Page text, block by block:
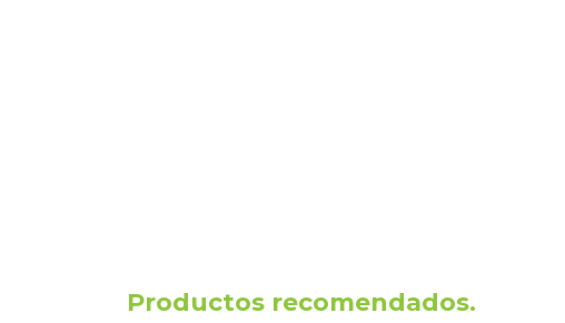
Productos recomendados.